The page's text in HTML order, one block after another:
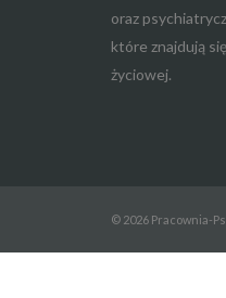
oraz
które znajdują
życiowej.
© 2026 Pracownia-